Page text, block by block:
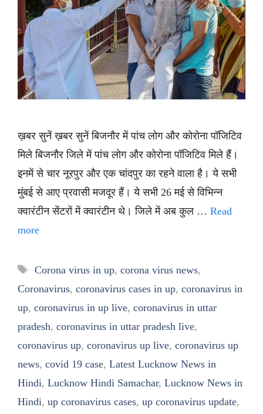
ख़बर सुनें ख़बर सुनें बिजनौर में पांच लोग और कोरोना पॉजिटिव
मिले बिजनौर जिले में पांच लोग और कोरोना पॉजिटिव मिले हैं।
इनमें से चार नूरपुर और एक चांदपुर का रहने वाला है। ये सभी
मुंबई से आए प्रवासी मजदूर हैं। ये सभी 26 मई से विभिन्न
क्वारंटीन सेंटरों में क्वारंटीन थे। जिले में अब कुल … Read
more
Tags
Corona virus in up, corona virus news,
Coronavirus, coronavirus cases in up, coronavirus in
up, coronavirus in up live, coronavirus in uttar
pradesh, coronavirus in uttar pradesh live,
coronavirus up, coronavirus up live, coronavirus up
news, covid 19 case, Latest Lucknow News in
Hindi, Lucknow Hindi Samachar, Lucknow News in
Hindi, up coronavirus cases, up coronavirus update,